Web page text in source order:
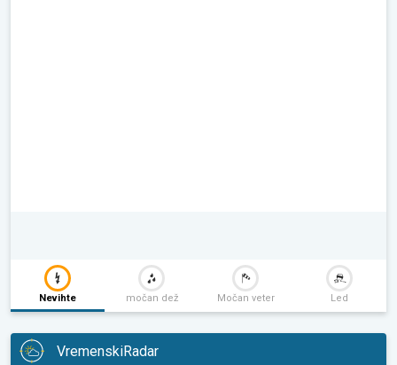
Nevihte močan dež Močan veter Led
VremenskiRadar